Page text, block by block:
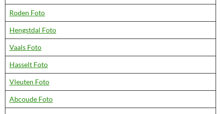
Roden Foto
Hengstdal Foto
Vaals Foto
Hasselt Foto
Vleuten Foto
Abcoude Foto